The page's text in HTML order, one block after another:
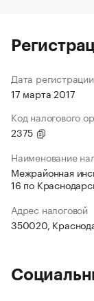
Дата регистрации
17 марта 2017
Код налогового
2375
Наименование
Межрайонная
16 по
Адрес налоговой
350020,